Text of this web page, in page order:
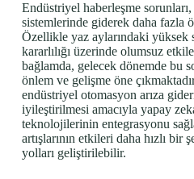
Endüstriyel haberleşme
sistemlerinde giderek daha fazla
Özellikle yaz aylarındaki yüksek
kararlılığı üzerinde olumsuz
bağlamda, gelecek dönemde bu
önlem ve gelişme öne
endüstriyel otomasyon arıza
iyileştirilmesi amacıyla yapay
teknolojilerinin entegrasyonu
artışlarının etkileri daha hızlı
yolları geliştirilebilir.